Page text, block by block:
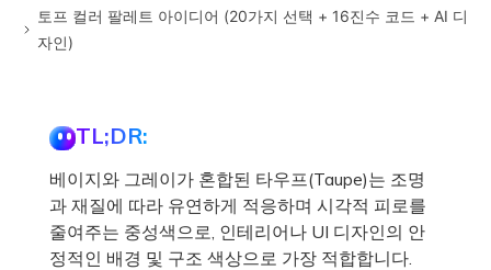
토프 컬러 팔레트 아이디어 (20가지 선택 + 16진수 코드 + AI 디
자인)
TL;DR:
베이지와 그레이가 혼합된 타우프(Taupe)는 조명
과 재질에 따라 유연하게 적응하며 시각적 피로를
줄여주는 중성색으로, 인테리어나 UI 디자인의 안
정적인 배경 및 구조 색상으로 가장 적합합니다.